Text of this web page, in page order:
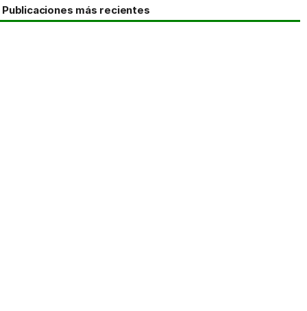
Publicaciones más recientes